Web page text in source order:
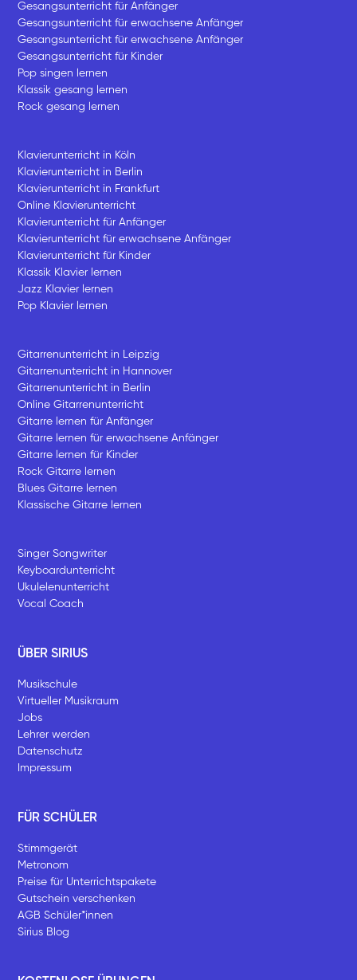
Gesangsunterricht für Anfänger
Gesangsunterricht für erwachsene Anfänger
Gesangsunterricht für erwachsene Anfänger
Gesangsunterricht für Kinder
Pop singen lernen
Klassik gesang lernen
Rock gesang lernen
Klavierunterricht in Köln
Klavierunterricht in Berlin
Klavierunterricht in Frankfurt
Online Klavierunterricht
Klavierunterricht für Anfänger
Klavierunterricht für erwachsene Anfänger
Klavierunterricht für Kinder
Klassik Klavier lernen
Jazz Klavier lernen
Pop Klavier lernen
Gitarrenunterricht in Leipzig
Gitarrenunterricht in Hannover
Gitarrenunterricht in Berlin
Online Gitarrenunterricht
Gitarre lernen für Anfänger
Gitarre lernen für erwachsene Anfänger
Gitarre lernen für Kinder
Rock Gitarre lernen
Blues Gitarre lernen
Klassische Gitarre lernen
Singer Songwriter
Keyboardunterricht
Ukulelenunterricht
Vocal Coach
ÜBER SIRIUS
Musikschule
Virtueller Musikraum
Jobs
Lehrer werden
Datenschutz
Impressum
FÜR SCHÜLER
Stimmgerät
Metronom
Preise für Unterrichtspakete
Gutschein verschenken
AGB Schüler*innen
Sirius Blog